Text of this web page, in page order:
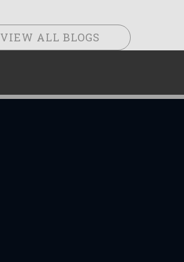
VIEW ALL BLOGS